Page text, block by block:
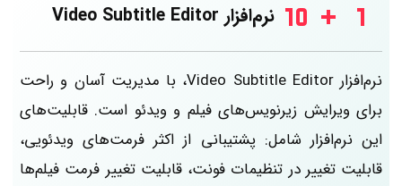
نرم‌افزار Video Subtitle Editor
نرم‌افزار Video Subtitle Editor، با مدیریت آسان و راحت
برای ویرایش زیرنویس‌های فیلم‌ و ویدئو است. قابلیت‌های
این نرم‌افزار شامل: پشتیبانی از اکثر فرمت‌های ویدئویی،
قابلیت تغییر در تنظیمات فونت، قابلیت تغییر فرمت فیلم‌ها